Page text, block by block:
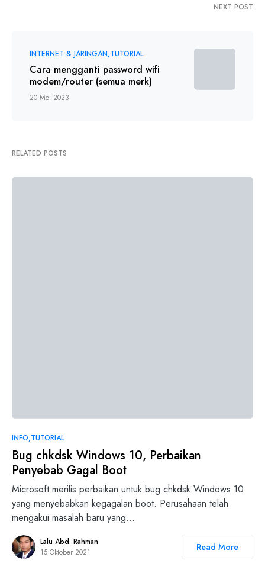
NEXT POST
INTERNET & JARINGAN TUTORIAL
Cara mengganti password wifi
modem/router (semua merk)
20 Mei 2023
RELATED POSTS
INFO TUTORIAL
Bug chkdsk Windows 10, Perbaikan
Penyebab Gagal Boot
Microsoft merilis perbaikan untuk bug chkdsk Windows 10
yang menyebabkan kegagalan boot. Perusahaan telah
mengakui masalah baru yang…
Lalu Abd. Rahman
15 Oktober 2021
Read More